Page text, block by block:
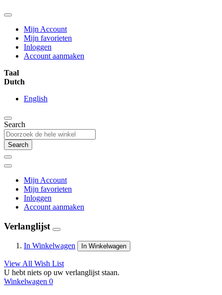
Mijn Account
Mijn favorieten
Inloggen
Account aanmaken
Taal
Dutch
English
Search
Search
Mijn Account
Mijn favorieten
Inloggen
Account aanmaken
Verlanglijst
In Winkelwagen In Winkelwagen
View All Wish List
U hebt niets op uw verlanglijst staan.
Winkelwagen 0